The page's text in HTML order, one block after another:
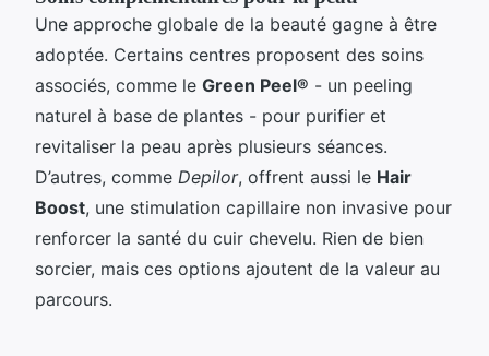
Une approche globale de la beauté gagne à être
adoptée. Certains centres proposent des soins
associés, comme le Green Peel® - un peeling
naturel à base de plantes - pour purifier et
revitaliser la peau après plusieurs séances.
D’autres, comme Depilor, offrent aussi le Hair
Boost, une stimulation capillaire non invasive pour
renforcer la santé du cuir chevelu. Rien de bien
sorcier, mais ces options ajoutent de la valeur au
parcours.